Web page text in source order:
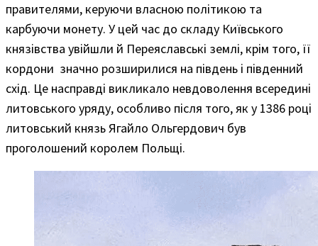
правителями, керуючи власною політикою та
карбуючи монету. У цей час до складу Київського
князівства увійшли й Переяславські землі, крім того, її
кордони значно розширилися на південь і південний
схід. Це насправді викликало невдоволення всередині
литовського уряду, особливо після того, як у 1386 році
литовський князь Ягайло Ольгердович був
проголошений королем Польщі.